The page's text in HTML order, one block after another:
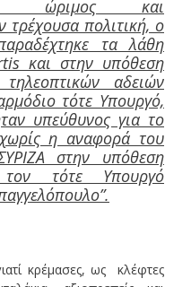
ώριμος και
τρέχουσα πολιτική, ο
τα λάθη
και στην υπόθεση
αδειών
τότε Υπουργό,
υπεύθυνος για το
χωρίς η αναφορά του
στην υπόθεση
τότε Υπουργό
κρέμασες, ως κλέφτες